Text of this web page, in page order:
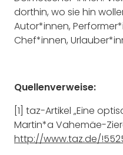
dorthin, wo sie hin
Autor*innen,
Chef*innen,
Quellenverweise:
[1] taz-Artikel „Eine
Martin*a Vahemäe-
http://www.taz.de/